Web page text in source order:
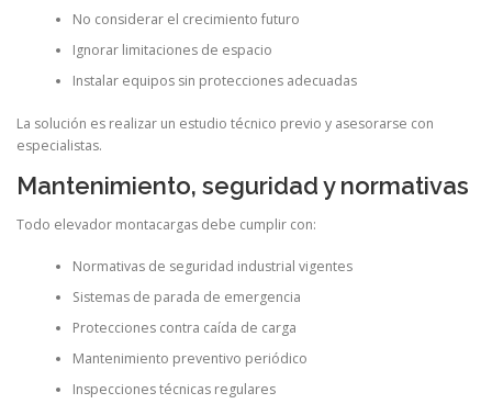
No considerar el crecimiento futuro
Ignorar limitaciones de espacio
Instalar equipos sin protecciones adecuadas
La solución es realizar un estudio técnico previo y asesorarse con
especialistas.
Mantenimiento, seguridad y normativas
Todo elevador montacargas debe cumplir con:
Normativas de seguridad industrial vigentes
Sistemas de parada de emergencia
Protecciones contra caída de carga
Mantenimiento preventivo periódico
Inspecciones técnicas regulares